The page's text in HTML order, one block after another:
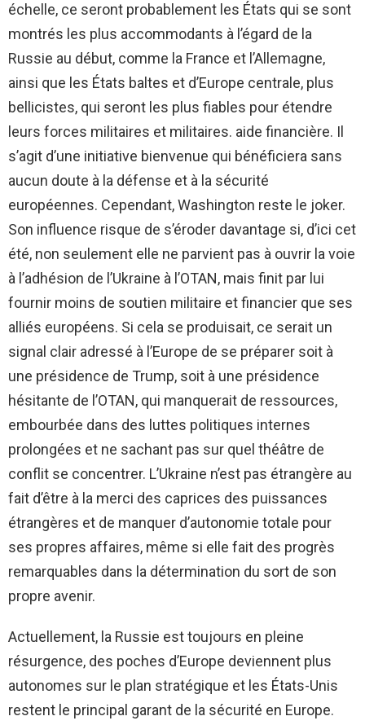
échelle, ce seront probablement les États qui se sont
montrés les plus accommodants à l’égard de la
Russie au début, comme la France et l’Allemagne,
ainsi que les États baltes et d’Europe centrale, plus
bellicistes, qui seront les plus fiables pour étendre
leurs forces militaires et militaires. aide financière. Il
s’agit d’une initiative bienvenue qui bénéficiera sans
aucun doute à la défense et à la sécurité
européennes. Cependant, Washington reste le joker.
Son influence risque de s’éroder davantage si, d’ici cet
été, non seulement elle ne parvient pas à ouvrir la voie
à l’adhésion de l’Ukraine à l’OTAN, mais finit par lui
fournir moins de soutien militaire et financier que ses
alliés européens. Si cela se produisait, ce serait un
signal clair adressé à l’Europe de se préparer soit à
une présidence de Trump, soit à une présidence
hésitante de l’OTAN, qui manquerait de ressources,
embourbée dans des luttes politiques internes
prolongées et ne sachant pas sur quel théâtre de
conflit se concentrer. L’Ukraine n’est pas étrangère au
fait d’être à la merci des caprices des puissances
étrangères et de manquer d’autonomie totale pour
ses propres affaires, même si elle fait des progrès
remarquables dans la détermination du sort de son
propre avenir.
Actuellement, la Russie est toujours en pleine
résurgence, des poches d’Europe deviennent plus
autonomes sur le plan stratégique et les États-Unis
restent le principal garant de la sécurité en Europe.